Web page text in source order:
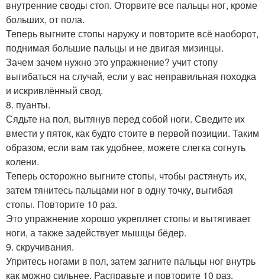
внутренние своды стоп. Оторвите все пальцы ног, кроме
больших, от пола.
Теперь выгните стопы наружу и повторите всё наоборот,
поднимая большие пальцы и не двигая мизинцы.
Зачем зачем нужно это упражнение? учит стопу
выгибаться на случай, если у вас неправильная походка
и искривлённый свод.
8. пуанты.
Сядьте на пол, вытянув перед собой ноги. Сведите их
вмести у пяток, как будто стоите в первой позиции. Таким
образом, если вам так удобнее, можете слегка согнуть
колени.
Теперь осторожно выгните стопы, чтобы растянуть их,
затем тянитесь пальцами ног в одну точку, выгибая
стопы. Повторите 10 раз.
Это упражнение хорошо укрепляет стопы и вытягивает
ноги, а также задействует мышцы бёдер.
9. скручивания.
Упритесь ногами в пол, затем загните пальцы ног внутрь
как можно сильнее. Расправьте и повторите 10 раз.